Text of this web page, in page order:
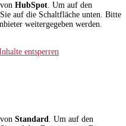
HubSpot. Um auf den
auf die Schaltfläche unten. Bitte
weitergegeben werden.
entsperren
Standard
. Um auf den